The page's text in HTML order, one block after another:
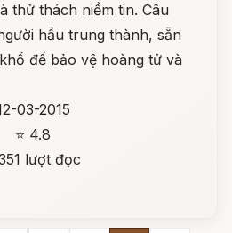
thử thách niềm tin. Câu
hầu trung thành, sẵn
để bảo vệ hoàng tử và
03-2015
⭐ 4.8
lượt đọc